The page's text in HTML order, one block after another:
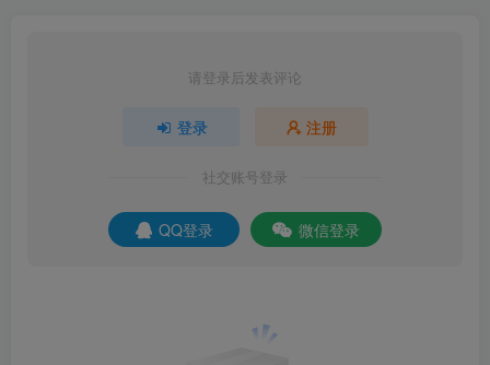
请登录后发表评论
登录 注册
社交账号登录
QQ登录 微信登录